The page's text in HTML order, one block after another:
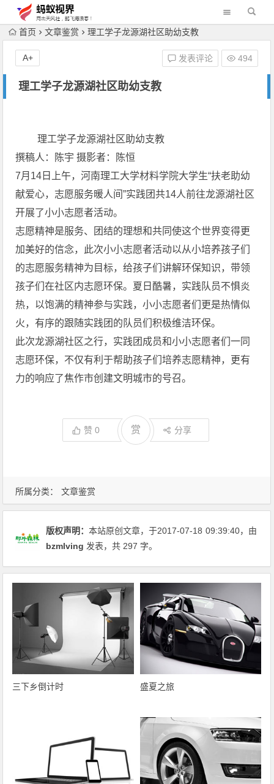
首页 文章鉴赏 理工学子龙源湖社区助幼支教
理工学子龙源湖社区助幼支教
发表评论 494
A+
所属分类： 文章鉴赏
理工学子龙源湖社区助幼支教
撰稿人：陈宇 摄影者：陈恒
7月14日上午，河南理工大学材料学院大学生“扶老助幼
献爱心，志愿服务暖人间”实践团共14人前往龙源湖社区
开展了小小志愿者活动。
志愿精神是服务、团结的理想和共同使这个世界变得更
加美好的信念，此次小小志愿者活动以从小培养孩子们
的志愿服务精神为目标，给孩子们讲解环保知识，带领
孩子们在社区内志愿环保。夏日酷暑，实践队员不惧炎
热，以饱满的精神参与实践，小小志愿者们更是热情似
火，有序的跟随实践团的队员们积极维洁环保。
此次龙源湖社区之行，实践团成员和小小志愿者们一同
志愿环保，不仅有利于帮助孩子们培养志愿精神，更有
力的响应了焦作市创建文明城市的号召。
赞0 赏 分享
版权声明：本站原创文章，于2017-07-18 09:39:40，由
bzmlving 发表，共 297 字。
三下乡倒计时 盛夏之旅